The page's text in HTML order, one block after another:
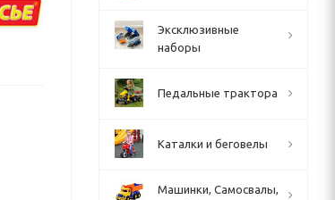
Эксклюзивные
наборы
Педальные трактора
Каталки и беговелы
Машинки, Самосвалы,